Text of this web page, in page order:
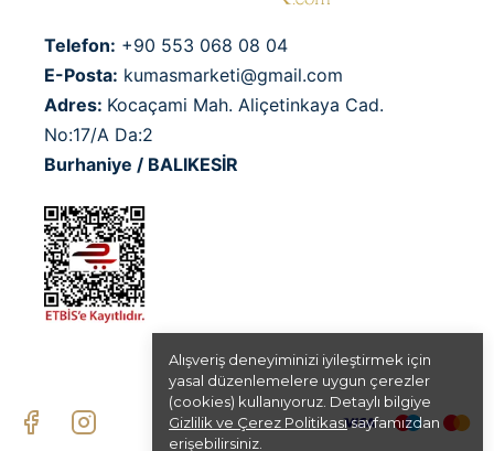
Alışveriş deneyiminizi iyileştirmek için
yasal düzenlemelere uygun çerezler
(cookies) kullanıyoruz. Detaylı bilgiye
Gizlilik ve Çerez Politikasısayfamızdan
erişebilirsiniz.
Telefon: +90 553 068 08 04
E-Posta: kumasmarketi@gmail.com
Adres: Kocaçami Mah. Aliçetinkaya Cad.
No:17/A Da:2
Burhaniye / BALIKESİR